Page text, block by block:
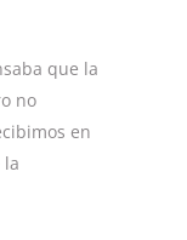
que la
no
en